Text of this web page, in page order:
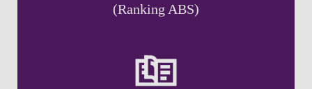
(Ranking ABS)